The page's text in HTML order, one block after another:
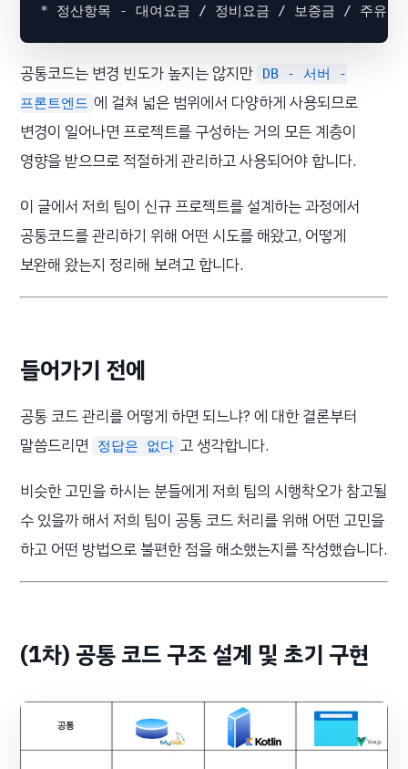
*
공통코드는 변경 빈도가 높지는 않지만
DB - 서버 -
프론트엔드 에 걸쳐 넓은 범위에서 다양하게 사용되므로
변경이 일어나면 프로젝트를 구성하는 거의 모든 계층이
영향을 받으므로 적절하게 관리하고 사용되어야 합니다.
이 글에서 저희 팀이 신규 프로젝트를 설계하는 과정에서
공통코드를 관리하기 위해 어떤 시도를 해왔고, 어떻게
보완해 왔는지 정리해 보려고 합니다.
들어가기 전에
공통 코드 관리를 어떻게 하면 되느냐? 에 대한 결론부터
말씀드리면
정답은 없다 고 생각합니다.
비슷한 고민을 하시는 분들에게 저희 팀의 시행착오가 참고될
수 있을까 해서 저희 팀이 공통 코드 처리를 위해 어떤 고민을
하고 어떤 방법으로 불편한 점을 해소했는지를 작성했습니다.
(1차) 공통 코드 구조 설계 및 초기 구현